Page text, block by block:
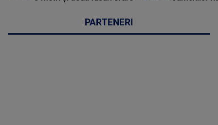
PARTENERI